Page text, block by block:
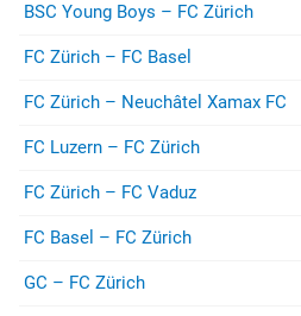
BSC Young Boys – FC Zürich
FC Zürich – FC Basel
FC Zürich – Neuchâtel Xamax FC
FC Luzern – FC Zürich
FC Zürich – FC Vaduz
FC Basel – FC Zürich
GC – FC Zürich